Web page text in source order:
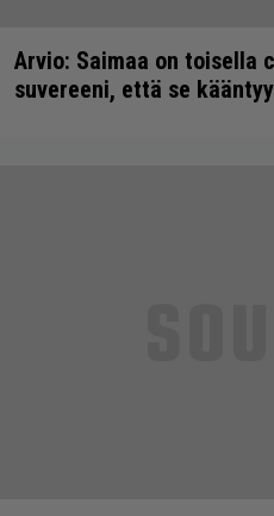
Arvio: Saimaa on toisella
suvereeni, että se